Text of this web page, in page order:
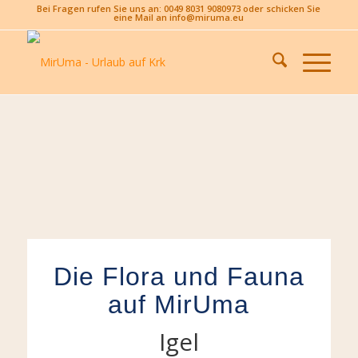
Bei Fragen rufen Sie uns an: 0049 8031 9080973 oder schicken Sie
eine Mail an info@miruma.eu
Die Flora und Fauna
auf MirUma
Igel